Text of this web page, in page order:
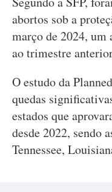
abortos sob a
março de 2024, um
ao trimestre
O estudo da
quedas
estados que
desde 2022, sendo
Tennessee,